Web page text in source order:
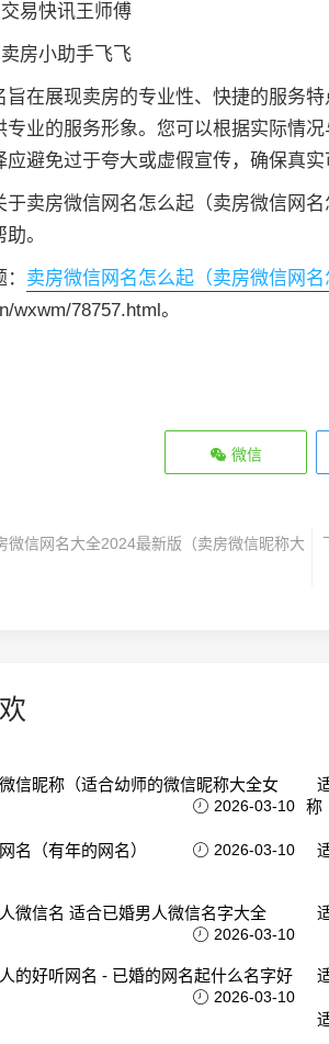
易快讯王师傅
房小助手飞飞
旨在展现卖房的专业性、快捷的服务
专业的服务形象。您可以根据实际情
应避免过于夸大或虚假宣传，确保真实
于卖房微信网名怎么起（卖房微信网
。
卖房微信网名怎么起（卖房微信网名
wxwm/78757.html。
微信
微信网名大全2024最新版（卖房微信昵称大
信昵称（适合幼师的微信昵称大全女
2026-03-10
称
名（有年的网名） 2026-03-10
微信名 适合已婚男人微信名字大全
2026-03-10
的好听网名 - 已婚的网名起什么名字好
2026-03-10